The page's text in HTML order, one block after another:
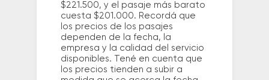
$221.500, y el pasaje más barato
cuesta $201.000. Recordá que
los precios de los pasajes
dependen de la fecha, la
empresa y la calidad del servicio
disponibles. Tené en cuenta que
los precios tienden a subir a